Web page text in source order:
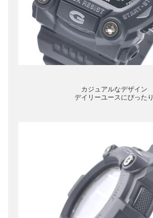
カジュアルなデザイン
デイリーユースにぴったり